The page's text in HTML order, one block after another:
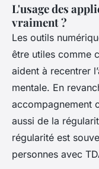
L'usage des
vraiment ?
Les outils
être utiles comme
aident à recentrer
mentale. En
accompagnement
aussi de la
régularité est
personnes avec